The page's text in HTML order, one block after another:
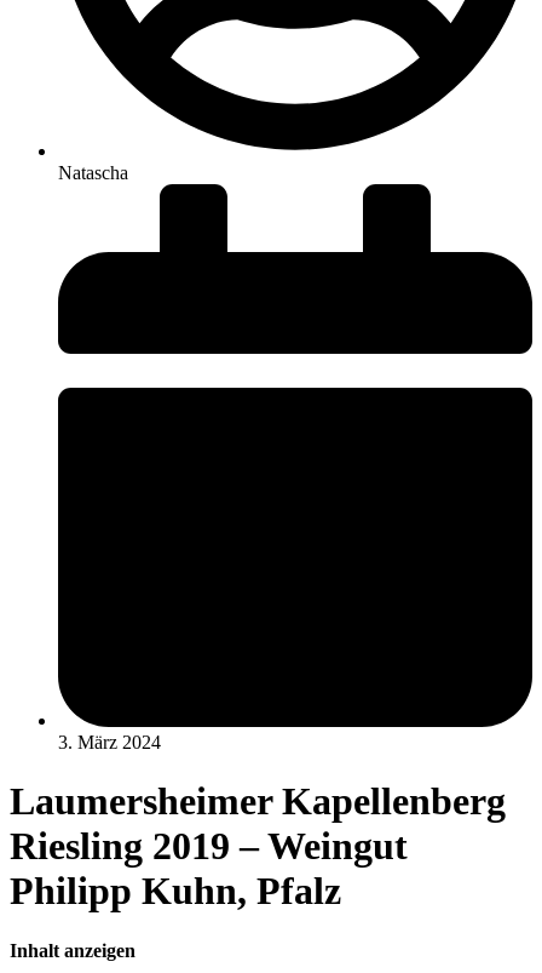
Natascha
3. März 2024
Laumersheimer Kapellenberg
Riesling 2019 – Weingut
Philipp Kuhn, Pfalz
Inhalt anzeigen